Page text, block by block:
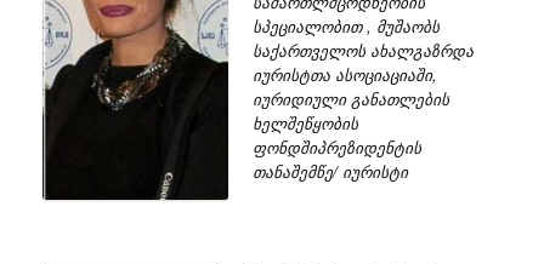
სპეციალობით , მუშაობს
საქართველოს ახალგაზრდა
იურისტთა ასოციაციაში,
იურიდიული განათლების
ხელშეწყობის
ფონდშიპრეზიდენტის
თანაშემწე/ იურისტი